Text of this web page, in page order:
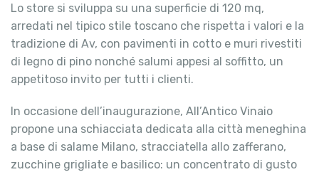
Lo store si sviluppa su una superficie di 120 mq,
arredati nel tipico stile toscano che rispetta i valori e la
tradizione di Av, con pavimenti in cotto e muri rivestiti
di legno di pino nonché salumi appesi al soffitto, un
appetitoso invito per tutti i clienti.
In occasione dell’inaugurazione, All’Antico Vinaio
propone una schiacciata dedicata alla città meneghina
a base di salame Milano, stracciatella allo zafferano,
zucchine grigliate e basilico: un concentrato di gusto